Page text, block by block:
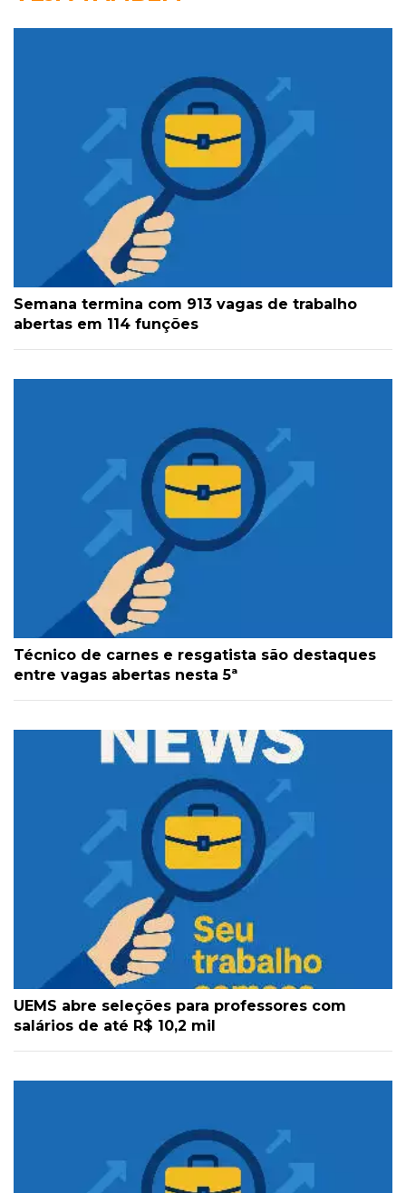
Semana termina com 913 vagas de trabalho
abertas em 114 funções
Técnico de carnes e resgatista são destaques
entre vagas abertas nesta 5ª
UEMS abre seleções para professores com
salários de até R$ 10,2 mil